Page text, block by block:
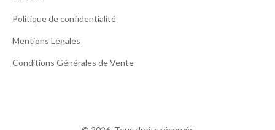
Politique de confidentialité
Mentions Légales
Conditions Générales de Vente